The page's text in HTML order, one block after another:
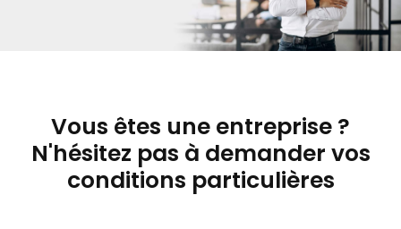
Vous êtes une entreprise ?
N'hésitez pas à demander vos
conditions particulières